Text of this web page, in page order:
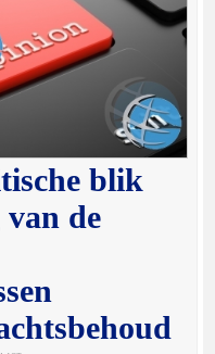
blik
van de